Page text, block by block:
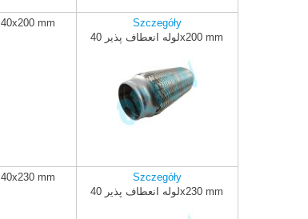
40x200 mm
Szczegóły
لوله انعطاف پذیر 40x200 mm
40x230 mm
Szczegóły
لوله انعطاف پذیر 40x230 mm